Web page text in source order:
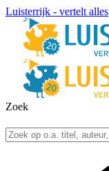
Luisterrijk - vertelt alles
Zoek